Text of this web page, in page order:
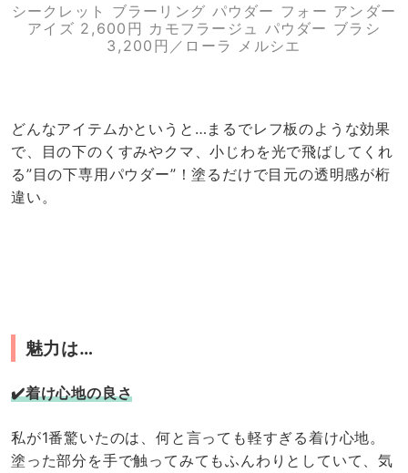
シークレット ブラーリング パウダー フォー アンダー
アイズ 2,600円 カモフラージュ パウダー ブラシ
3,200円／ローラ メルシエ
どんなアイテムかというと…まるでレフ板のような効果
で、目の下のくすみやクマ、小じわを光で飛ばしてくれ
る”目の下専用パウダー”！塗るだけで目元の透明感が桁
違い。
魅力は…
✔️着け心地の良さ
私が1番驚いたのは、何と言っても軽すぎる着け心地。
塗った部分を手で触ってみてもふんわりとしていて、気